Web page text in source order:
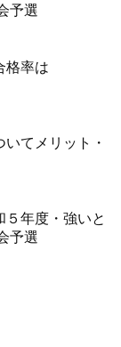
予選
格率は
いてメリット・
年度・強いと
予選